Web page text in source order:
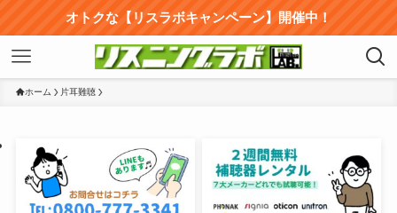
オトクな【リスラボキャンペーン】開催中！
ホーム 片耳難聴